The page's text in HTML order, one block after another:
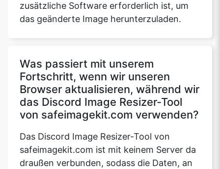
zusätzliche Software erforderlich ist, um
das geänderte Image herunterzuladen.
Was passiert mit unserem
Fortschritt, wenn wir unseren
Browser aktualisieren, während wir
das Discord Image Resizer-Tool
von safeimagekit.com verwenden?
Das Discord Image Resizer-Tool von
safeimagekit.com ist mit keinem Server da
draußen verbunden, sodass die Daten, an